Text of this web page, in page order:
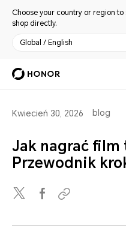
Choose your country or region
shop directly.
Global / English
Kwiecień 30, 2026 blog
Jak nagrać film
Przewodnik